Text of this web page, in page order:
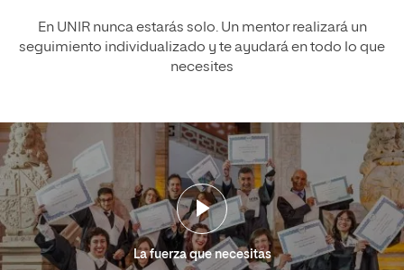
En UNIR nunca estarás solo. Un mentor realizará un
seguimiento individualizado y te ayudará en todo lo que
necesites
La fuerza que necesitas